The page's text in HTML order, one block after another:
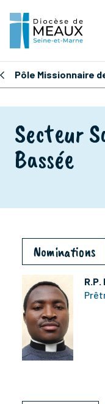
Pôle Missionnaire
Secteur
Bassée
Nominations
R.P.